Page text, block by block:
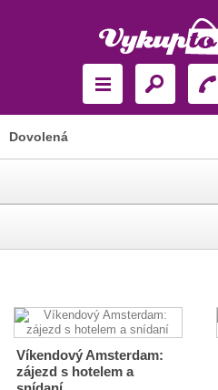
Dovolená
Víkendový Amsterdam:
zájezd s hotelem a